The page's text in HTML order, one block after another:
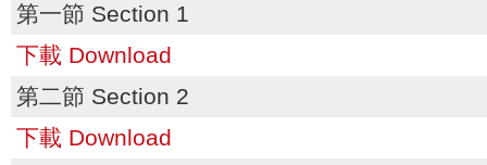
第一節 Section 1
下載 Download
第二節 Section 2
下載 Download